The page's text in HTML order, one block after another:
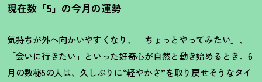
現在数「5」の今月の運勢
気持ちが外へ向かいやすくなり、「ちょっとやってみたい」、
「会いに行きたい」といった好奇心が自然と動き始めるとき。6
月の数秘5の人は、久しぶりに“軽やかさ”を取り戻せそうなタイ